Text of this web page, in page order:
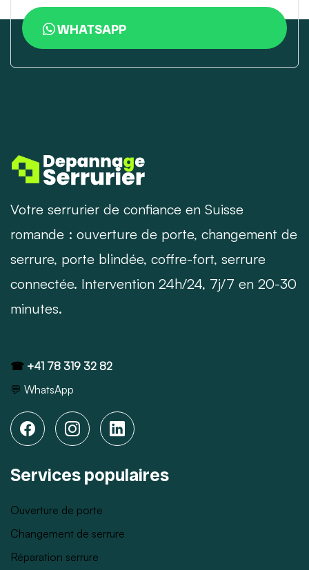
WHATSAPP
Votre serrurier de confiance en Suisse
romande : ouverture de porte, changement de
serrure, porte blindée, coffre-fort, serrure
connectée. Intervention 24h/24, 7j/7 en 20-30
minutes.
☎ +41 78 319 32 82
💬 WhatsApp
Services populaires
Ouverture de porte
Changement de serrure
Réparation serrure